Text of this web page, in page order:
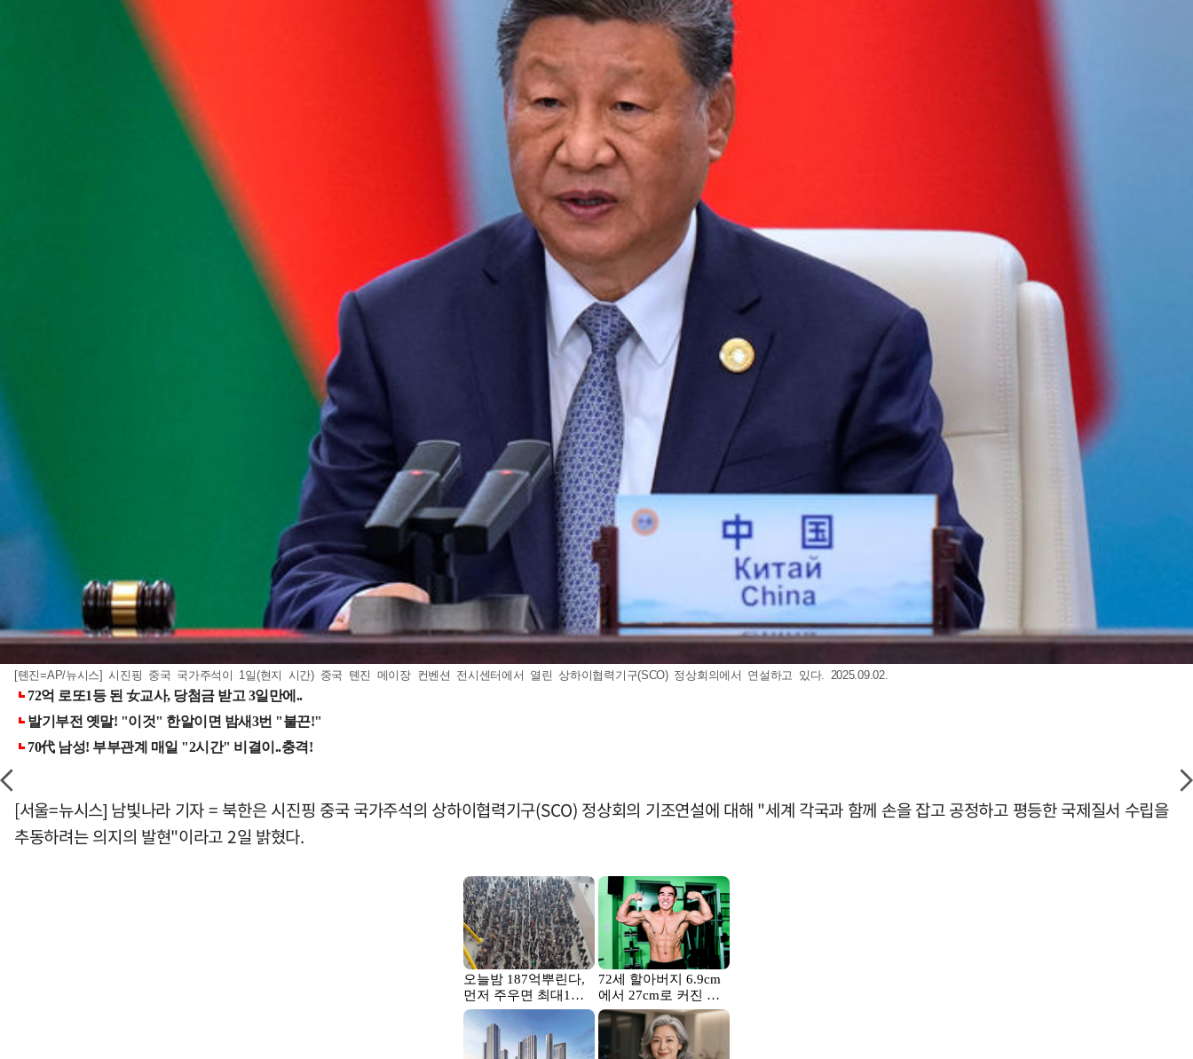
[톈진=AP/뉴시스] 시진핑 중국 국가주석이 1일(현지 시간) 중국 톈진 메이장 컨벤션 전시센터에서 열린 상하이협력기구(SCO) 정상회의에서 연설하고 있다. 2025.09.02.
[서울=뉴시스] 남빛나라 기자 = 북한은 시진핑 중국 국가주석의 상하이협력기구(SCO) 정상회의 기조연설에 대해 "세계 각국과 함께 손을 잡고 공정하고 평등한 국제질서 수립을
추동하려는 의지의 발현"이라고 2일 밝혔다.